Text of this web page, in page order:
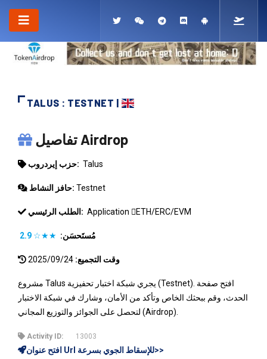
TALUS : TESTNET |
TALUS
تفاصيل Airdrop
حزب إيردروب: Talus
حافز النشاط: Testnet
الطلب الرئيسي: Application ETH/ERC/EVM
مُستَحسَن: ★★☆
2.9
وقت التجميع: 2025/09/24
مشروع Talus يجري شبكة اختبار تحفيزية (Testnet). افتح صفحة
الحدث، وقم ببحثك الخاص وتأكد من الأمان، وشارك في شبكة الاختبار
لتحصل على الجوائز والتوزيع المجاني (Airdrop).
Activity ID: 13003
افتح عنوان Url للإسقاط الجوي بسرعة>>